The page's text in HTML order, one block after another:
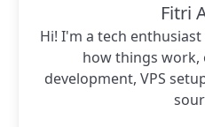
Fitri
Hi! I'm a tech
how things work,
development, VPS